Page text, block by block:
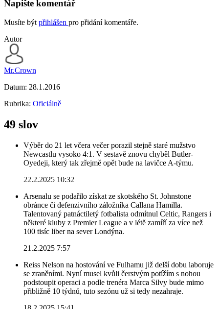
Napište komentář
Musíte být přihlášen pro přidání komentáře.
Autor
Mr.Crown
Datum: 28.1.2016
Rubrika: Oficiálně
49 slov
Výběr do 21 let včera večer porazil stejně staré mužstvo
Newcastlu vysoko 4:1. V sestavě znovu chyběl Butler-
Oyedeji, který tak zřejmě opět bude na lavičce A-týmu.
22.2.2025 10:32
Arsenalu se podařilo získat ze skotského St. Johnstone
obránce či defenzivního záložníka Callana Hamilla.
Talentovaný patnáctiletý fotbalista odmítnul Celtic, Rangers i
některé kluby z Premier League a v létě zamíří za více než
100 tisíc liber na sever Londýna.
21.2.2025 7:57
Reiss Nelson na hostování ve Fulhamu již delší dobu laboruje
se zraněními. Nyní musel kvůli čerstvým potížím s nohou
podstoupit operaci a podle trenéra Marca Silvy bude mimo
přibližně 10 týdnů, tuto sezónu už si tedy nezahraje.